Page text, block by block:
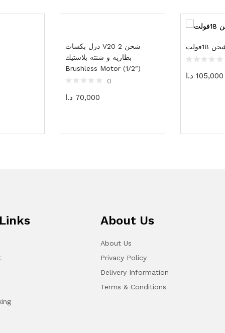
درل بكسات V20 شحن 2
بطاريه و شنته بلاستيك
Brushless Motor (1/2″)
0
70,000 د.ا
105,000 د.ا
About Us
About Us
Privacy Policy
Delivery Information
Terms & Conditions